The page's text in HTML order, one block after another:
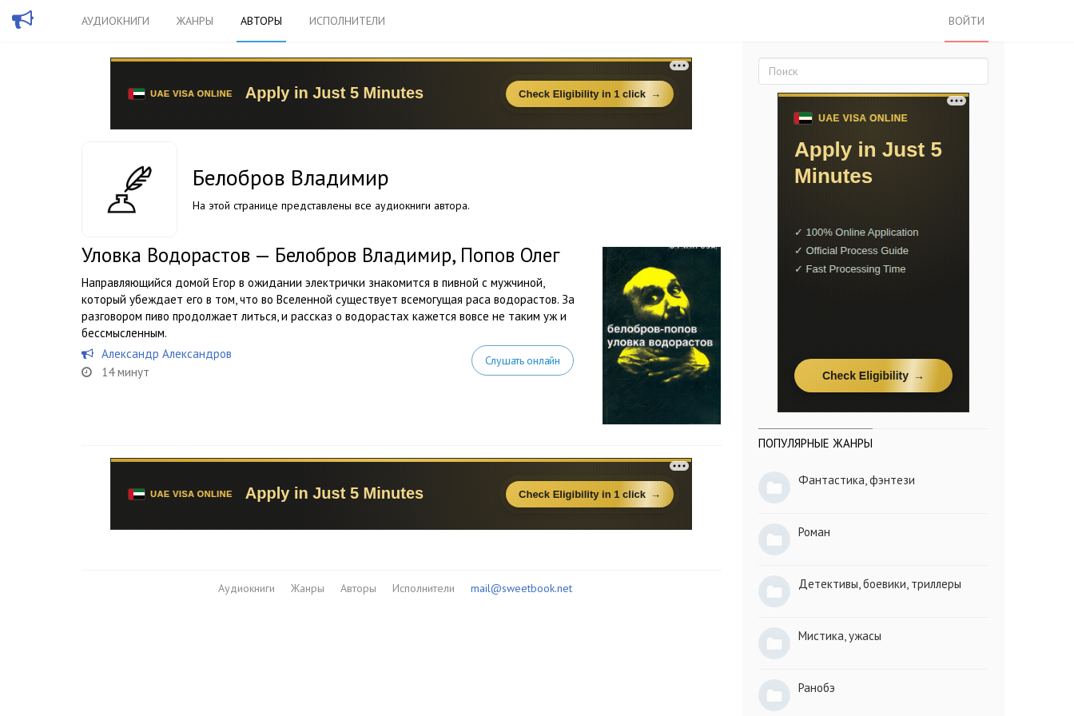
АУДИОКНИГИ ЖАНРЫ АВТОРЫ ИСПОЛНИТЕЛИ ВОЙТИ
Белобров Владимир
На этой странице представлены все аудиокниги автора.
Уловка Водорастов — Белобров Владимир, Попов Олег
Направляющийся домой Егор в ожидании электрички знакомится в пивной с мужчиной,
который убеждает его в том, что во Вселенной существует всемогущая раса водорастов. За
разговором пиво продолжает литься, и рассказ о водорастах кажется вовсе не таким уж и
бессмысленным.
Александр Александров
14 минут
Слушать онлайн
Аудиокниги Жанры Авторы Исполнители mail@sweetbook.net
ПОПУЛЯРНЫЕ ЖАНРЫ
Фантастика, фэнтези
Роман
Детективы, боевики, триллеры
Мистика, ужасы
Ранобэ